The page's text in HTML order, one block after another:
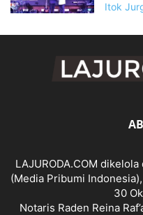
Itok
LAJURODA.COM
(Media Pribumi
30
Notaris Raden Reina